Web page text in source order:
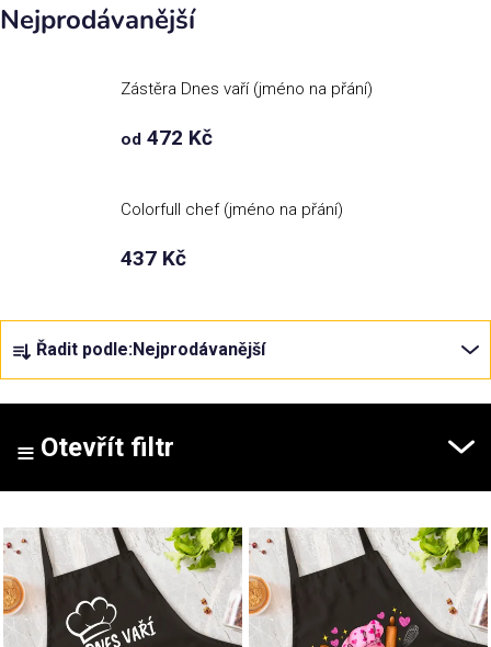
sport
Přihlášení
Nejprodávanější
Zástěra Dnes vaří (jméno na přání)
od 472 Kč
Colorfull chef (jméno na přání)
437 Kč
z
r
o
d
u
Řadit podle:Nejprodávanější
Otevřít filtr
V
ý
p
i